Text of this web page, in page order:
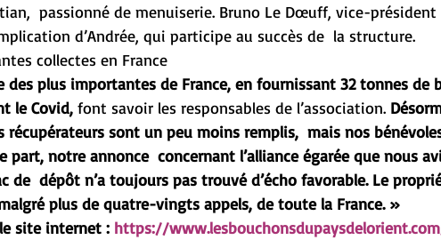
passionné de menuiserie. Bruno Le Dœuff, vice-président
d’Andrée, qui participe au succès de  la structure.
collectes en France
des plus importantes de France, en fournissant 32 tonnes de
le Covid, font savoir les responsables de l’association.
récupérateurs sont un peu moins remplis,  mais nos
part, notre annonce  concernant l’alliance égarée que nous
de  dépôt n’a toujours pas trouvé d’écho favorable. Le
plus de quatre-vingts appels, de toute la France. »
site internet : https://